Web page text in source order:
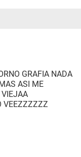
GRAFIA NADA
ASI ME
VEEZZZZZZ